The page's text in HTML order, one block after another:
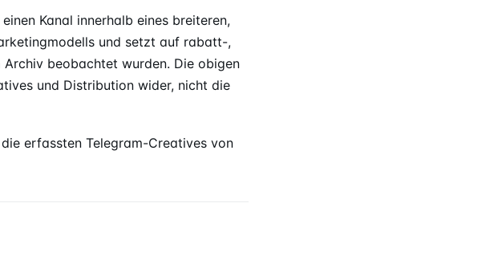
Kanal innerhalb eines breiteren,
und setzt auf rabatt-,
beobachtet wurden. Die obigen
und Distribution wider, nicht die
erfassten Telegram-Creatives von